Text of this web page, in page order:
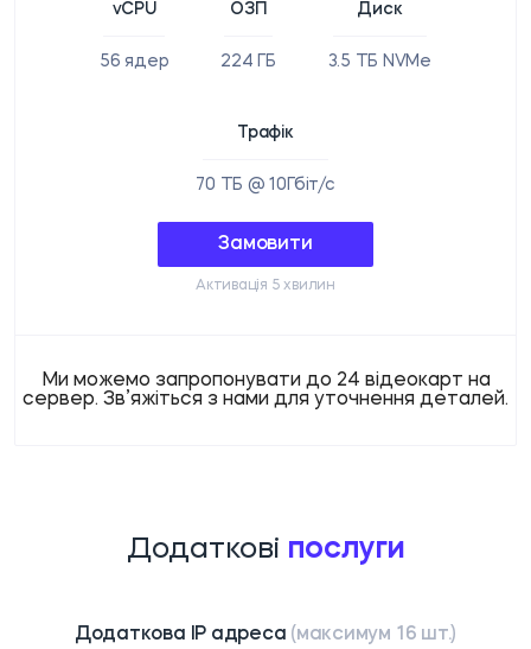
vCPU
56 ядер
ОЗП
224 ГБ
Диск
3.5 ТБ NVMe
Трафік
70 ТБ @ 10Гбіт/с
Замовити
Активація 5 хвилин
Ми можемо запропонувати до 24 відеокарт на
сервер. Зв’яжіться з нами для уточнення деталей.
Додаткові послуги
Додаткова IP адреса (максимум 16 шт.)